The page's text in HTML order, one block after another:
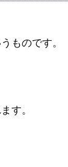
ものです。
す。